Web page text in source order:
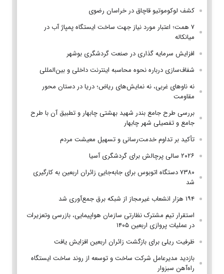
کشف لوکوموتیو قاچاق در خراسان رضوی
۷ همت؛ اعتبار مورد نیاز جهت ساخت ایستگاه پمپاژ آب در
میانکاله
افزایش سرمایه گذاری در صنعت گردشگری بوشهر
شفاف‌سازی درباره نحوه محاسبه اینترنت داخلی و بین‌المللی
نه ناوهای غربی، نه نمایش‌های ریاض؛ دریا در دستان محور
مقاومت
بررسی طرح جامع بندر شهید بهشتی چابهار و تطبیق آن با طرح
جامع و تفصیلی شهر چابهار
تأکید بر تداوم خدمت‌رسانی و تسهیل معیشت مردم
۲۰۲۶ سالی پرچالش برای گردشگری آسیا
۷۳۸۰ دستگاه اتوبوس برای جابه‌جایی زائران اربعین به‌ کارگیری
شد
۱۹۴ هزار انشعاب غیرمجاز از شبکه برق جمع‌آوری شد
استقرار تیم مشترک نظارتی سازمان هواپیمایی، بازرسی وتعزیرات
در عملیات پروازی اربعین ۱۴۰۵
ظرفیت ریلی برای بازگشت زائران اربعین افزایش یافت
بازدید مدیرعامل شرکت ساخت و توسعه از روند ساخت ایستگاه
راه‌آهن سبزوار